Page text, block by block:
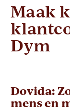
Maak
Dym
Dovida:
mens en